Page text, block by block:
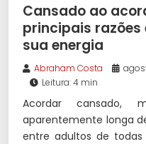
Cansado ao
principais razões
sua energia
Abraham Costa
Leitura: 4 min
Acordar cansado,
aparentemente longa
entre adultos de todas